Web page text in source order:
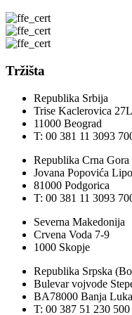
Tržišta
Republika Srbija
Trise Kaclerovica 27L
11000 Beograd
T: 00 381 11 3093
Republika Crna Gora
Jovana Popovića
81000 Podgorica
T: 00 381 11 3093
Severna Makedonija
Crvena Voda 7-9
1000 Skopje
Republika Srpska
Bulevar vojvode
BA78000 Banja Luka
T: 00 387 51 230 500